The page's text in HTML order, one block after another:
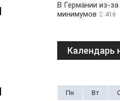
В Германии из-
минимумов
416
Календарь
Пн
Вт